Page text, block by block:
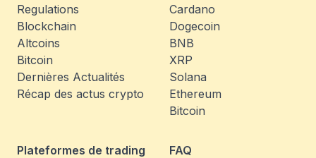
Regulations
Blockchain
Altcoins
Bitcoin
Dernières Actualités
Récap des actus crypto
Cardano
Dogecoin
BNB
XRP
Solana
Ethereum
Bitcoin
Plateformes de trading
FAQ